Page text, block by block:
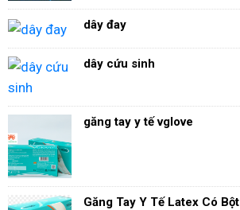
dây đay
dây cứu sinh
găng tay y tế vglove
Găng Tay Y Tế Latex Có Bột